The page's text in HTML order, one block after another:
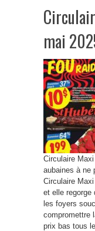
mai
Circulaire
aubaines à ne
Circulaire
et elle regorge
les foyers
compromettre
prix bas tous